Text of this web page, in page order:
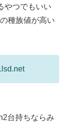
やつでもいい
種族値が高い
台持ちならみ